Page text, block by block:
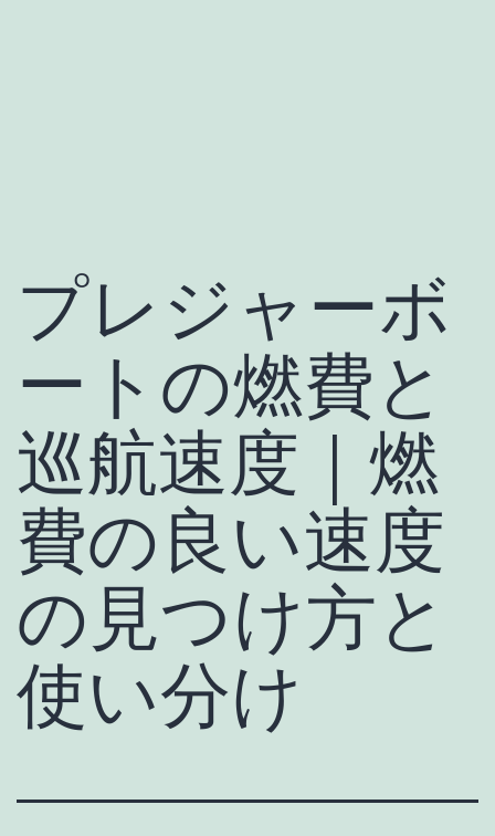
プレジャーボ
ートの燃費と
巡航速度｜燃
費の良い速度
の見つけ方と
使い分け